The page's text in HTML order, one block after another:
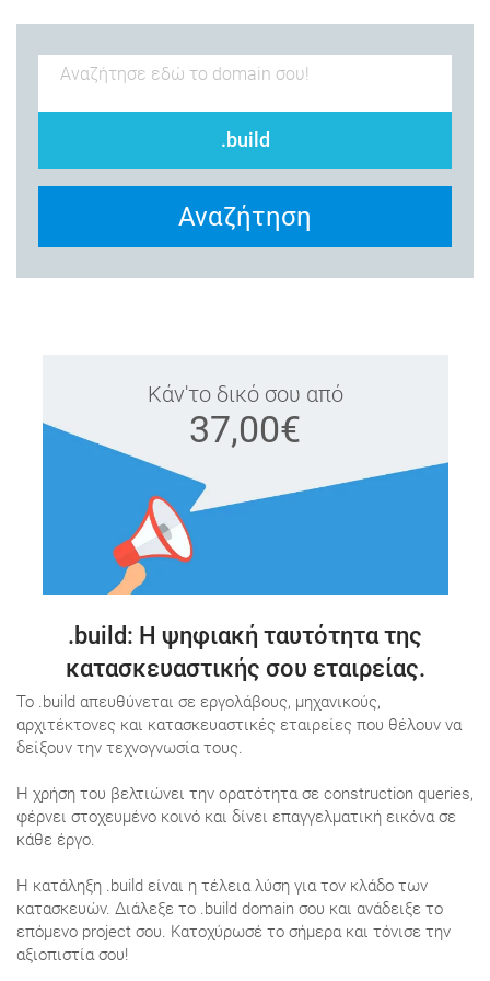
.build
Αναζήτηση
Κάν'το δικό σου από
37,00€
.build: Η ψηφιακή ταυτότητα της
κατασκευαστικής σου εταιρείας.
Το .build απευθύνεται σε εργολάβους, μηχανικούς,
αρχιτέκτονες και κατασκευαστικές εταιρείες που θέλουν να
δείξουν την τεχνογνωσία τους.
Η χρήση του βελτιώνει την ορατότητα σε construction queries,
φέρνει στοχευμένο κοινό και δίνει επαγγελματική εικόνα σε
κάθε έργο.
Η κατάληξη .build είναι η τέλεια λύση για τον κλάδο των
κατασκευών. Διάλεξε το .build domain σου και ανάδειξε το
επόμενο project σου. Κατοχύρωσέ το σήμερα και τόνισε την
αξιοπιστία σου!